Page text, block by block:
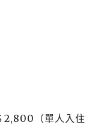
2,800 （單人入住